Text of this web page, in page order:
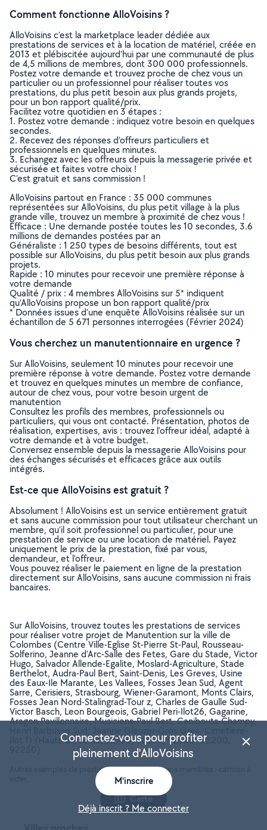
Comment fonctionne AlloVoisins ?
AlloVoisins c’est la marketplace leader dédiée aux
prestations de services et à la location de matériel, créée en
2013 et plébiscitée aujourd’hui par une communauté de plus
de 4,5 millions de membres, dont 300 000 professionnels.
Postez votre demande et trouvez proche de chez vous un
particulier ou un professionnel pour réaliser toutes vos
prestations, du plus petit besoin aux plus grands projets,
pour un bon rapport qualité/prix.
Facilitez votre quotidien en 3 étapes :
1. Postez votre demande : indiquez votre besoin en quelques
secondes.
2. Recevez des réponses d’offreurs particuliers et
professionnels en quelques minutes.
3. Echangez avec les offreurs depuis la messagerie privée et
sécurisée et faites votre choix !
C’est gratuit et sans commission !
AlloVoisins partout en France : 35 000 communes
représentées sur AlloVoisins, du plus petit village à la plus
grande ville, trouvez un membre à proximité de chez vous !
Efficace : Une demande postée toutes les 10 secondes, 3.6
millions de demandes postées par an
Généraliste : 1 250 types de besoins différents, tout est
possible sur AlloVoisins, du plus petit besoin aux plus grands
projets.
Rapide : 10 minutes pour recevoir une première réponse à
votre demande
Qualité / prix : 4 membres AlloVoisins sur 5* indiquent
qu’AlloVoisins propose un bon rapport qualité/prix
* Données issues d’une enquête AlloVoisins réalisée sur un
échantillon de 5 671 personnes interrogées (Février 2024)
Vous cherchez un manutentionnaire en urgence ?
Sur AlloVoisins, seulement 10 minutes pour recevoir une
première réponse à votre demande. Postez votre demande
et trouvez en quelques minutes un membre de confiance,
autour de chez vous, pour votre besoin urgent de
manutention
Consultez les profils des membres, professionnels ou
particuliers, qui vous ont contacté. Présentation, photos de
réalisation, expertises, avis : trouvez l'offreur idéal, adapté à
votre demande et à votre budget.
Conversez ensemble depuis la messagerie AlloVoisins pour
des échanges sécurisés et efficaces grâce aux outils
intégrés.
Est-ce que AlloVoisins est gratuit ?
Absolument ! AlloVoisins est un service entièrement gratuit
et sans aucune commission pour tout utilisateur cherchant un
membre, qu’il soit professionnel ou particulier, pour une
prestation de service ou une location de matériel. Payez
uniquement le prix de la prestation, fixé par vous,
demandeur, et l’offreur.
Vous pouvez réaliser le paiement en ligne de la prestation
directement sur AlloVoisins, sans aucune commission ni frais
bancaires.
Sur AlloVoisins, trouvez toutes les prestations de services
pour réaliser votre projet de Manutention sur la ville de
Colombes (Centre Ville-Eglise St-Pierre St-Paul, Rousseau-
Solferino, Jeanne d'Arc-Salle des Fetes, Gare du Stade, Victor
Hugo, Salvador Allende-Egalite, Moslard-Agriculture, Stade
Berthelot, Audra-Paul Bert, Saint-Denis, Les Greves, Usine
des Eaux-Ile Marante, Les Vallees, Fosses Jean Sud, Agent
Sarre, Cerisiers, Strasbourg, Wiener-Garamont, Monts Clairs,
Fosses Jean Nord-Stalingrad-Tour z, Charles de Gaulle Sud-
Victor Basch, Leon Bourgeois, Gabriel Peri-Ilot26, Gagarine,
Aragon Pavillonnaire, Musiciens-Paul Bert, Canibouts-Champy,
Henri Barbusse Sud, Jeanne Gleuzer-Gros Gres, Cimetiere-
Ilot 1) (Hauts-de-seine, 92700, 92270, 92600, 92200,
Autres exemples de prestations réalisées par nos membres : camion à
Carte
Connectez-vous pour profiter
pleinement d'AlloVoisins
M'inscrire
Déjà inscrit ? Me connecter